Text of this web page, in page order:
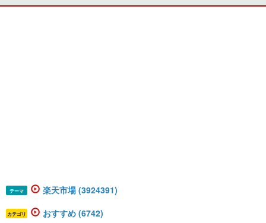
テーマ 楽天市場 (3924391)
カテゴリ おすすめ (6742)